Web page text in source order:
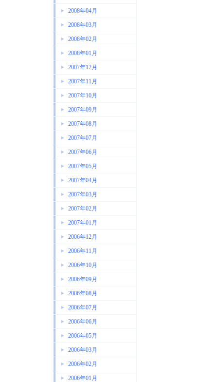
2008年04月
2008年03月
2008年02月
2008年01月
2007年12月
2007年11月
2007年10月
2007年09月
2007年08月
2007年07月
2007年06月
2007年05月
2007年04月
2007年03月
2007年02月
2007年01月
2006年12月
2006年11月
2006年10月
2006年09月
2006年08月
2006年07月
2006年06月
2006年05月
2006年03月
2006年02月
2006年01月